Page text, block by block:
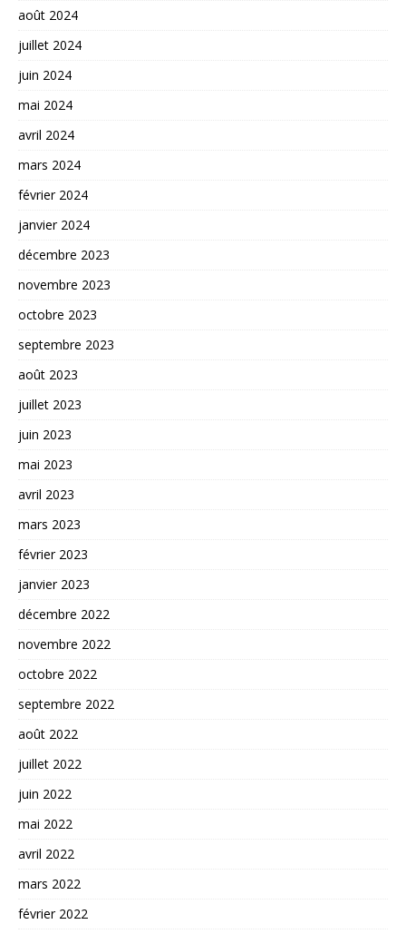
août 2024
juillet 2024
juin 2024
mai 2024
avril 2024
mars 2024
février 2024
janvier 2024
décembre 2023
novembre 2023
octobre 2023
septembre 2023
août 2023
juillet 2023
juin 2023
mai 2023
avril 2023
mars 2023
février 2023
janvier 2023
décembre 2022
novembre 2022
octobre 2022
septembre 2022
août 2022
juillet 2022
juin 2022
mai 2022
avril 2022
mars 2022
février 2022